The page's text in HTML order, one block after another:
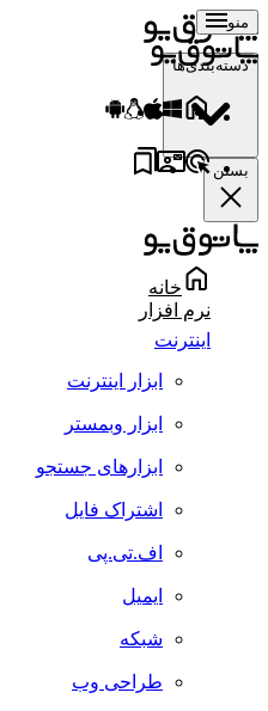
منو
دسته‌بندی‌ها
بستن
خانه
نرم افزار
اینترنت
ابزار اینترنت
ابزار وبمستر
ابزارهای جستجو
اشتراک فایل
اف.تی.پی
ایمیل
شبکه
طراحی وب